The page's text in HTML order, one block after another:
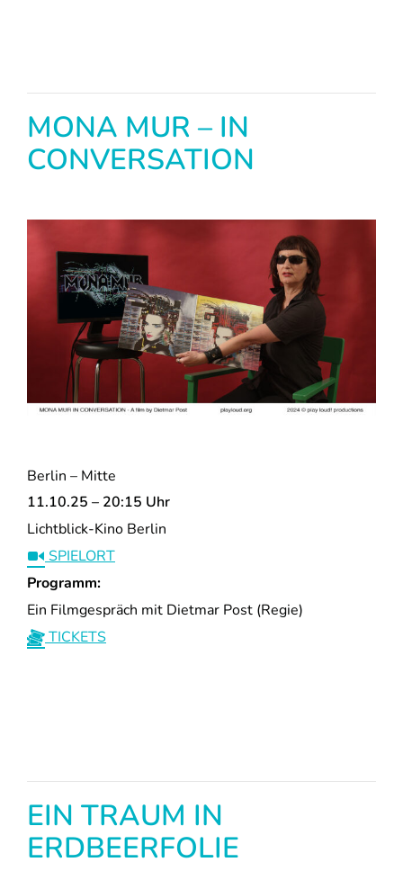
MONA MUR – IN
CONVERSATION
Berlin – Mitte
11.10.25 – 20:15 Uhr
Lichtblick-Kino Berlin
SPIELORT
Programm:
Ein Filmgespräch mit Dietmar Post (Regie)
TICKETS
EIN TRAUM IN
ERDBEERFOLIE